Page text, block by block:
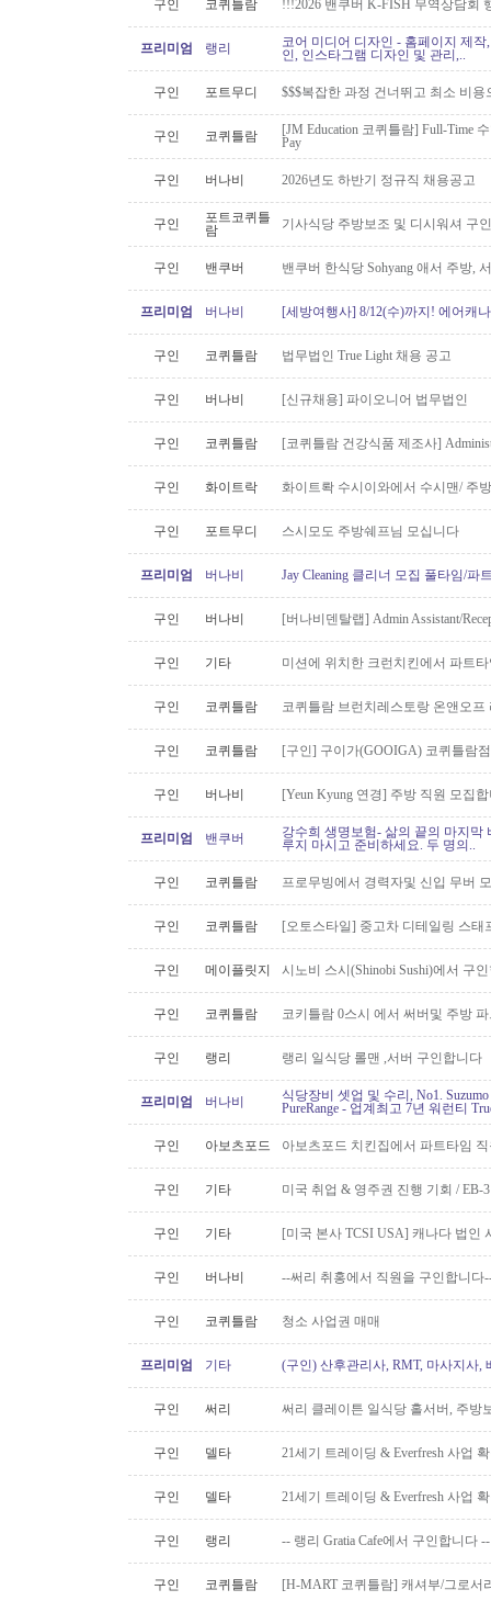
구인 코퀴틀람 !!!2026 밴쿠버 K-FISH 무역상담회
프리미엄 랭리
코어 미디어 디자인 - 홈페이지 제
인, 인스타그램 디자인 및 관리,..
구인 포트무디 $$$복잡한 과정 건너뛰고 최소 비
구인 코퀴틀람
[JM Education 코퀴틀람] Full-Time
Pay
구인 버나비 2026년도 하반기 정규직 채용공고
구인
포트코퀴틀
람
기사식당 주방보조 및 디시워셔 구
구인 밴쿠버 밴쿠버 한식당 Sohyang 애서 주방,
프리미엄 버나비 [세방여행사] 8/12(수)까지! 에어캐
구인 코퀴틀람 법무법인 True Light 채용 공고
구인 버나비 [신규채용] 파이오니어 법무법인
구인 코퀴틀람 [코퀴틀람 건강식품 제조사]
구인 화이트락 화이트롹 수시이와에서 수시맨/ 주
구인 포트무디 스시모도 주방쉐프님 모십니다
프리미엄 버나비 Jay Cleaning 클리너 모집 풀타임/파
구인 버나비 [버나비덴탈랩] Admin Assistant/
구인 기타 미션에 위치한 크런치킨에서 파트
구인 코퀴틀람 코퀴틀람 브런치레스토랑 온앤오
구인 코퀴틀람 [구인] 구이가(GOOIGA) 코퀴틀람
구인 버나비 [Yeun Kyung 연경] 주방 직원 모집
프리미엄 밴쿠버
강수희 생명보험- 삶의 끝의 마지막
루지 마시고 준비하세요. 두 명의..
구인 코퀴틀람 프로무빙에서 경력자및 신입 무버
구인 코퀴틀람 [오토스타일] 중고차 디테일링 스태
구인 메이플릿지 시노비 스시(Shinobi Sushi)에서 구
구인 코퀴틀람 코키틀람 0스시 에서 써버및 주방
구인 랭리 랭리 일식당 롤맨 ,서버 구인합니다
프리미엄 버나비
식당장비 셋업 및 수리, No1.
PureRange - 업계최고 7년 워런티
구인 아보츠포드 아보츠포드 치킨집에서 파트타임
구인 기타 미국 취업 & 영주권 진행 기회 / EB-
구인 기타 [미국 본사 TCSI USA] 캐나다 법인
구인 버나비 --써리 취홍에서 직원을 구인합니다
구인 코퀴틀람 청소 사업권 매매
프리미엄 기타 (구인) 산후관리사, RMT, 마사지사,
구인 써리 써리 클레이튼 일식당 홀서버, 주방
구인 델타 21세기 트레이딩 & Everfresh 사업
구인 델타 21세기 트레이딩 & Everfresh 사업
구인 랭리 -- 랭리 Gratia Cafe에서 구인합니다 --
구인 코퀴틀람 [H-MART 코퀴틀람] 캐셔부/그로서